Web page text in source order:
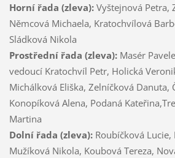
Horní řada (zleva):Vyštejnová Petra,
Němcová Michaela, Kratochvílová
Sládková Nikola
Prostřední řada (zleva):Masér
vedoucí Kratochvíl Petr, Holická
Michálková Eliška, Zelníčková Danuta,
Konopíková Alena, Podaná
Martina
Dolní řada (zleva):Roubíčková Lucie,
Mužíková Nikola, Koubová Tereza,